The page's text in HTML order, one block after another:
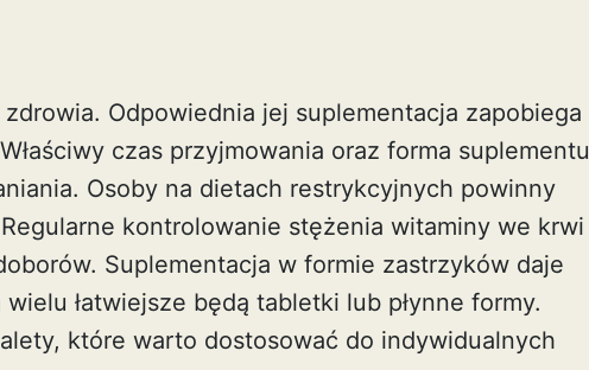
Odpowiednia jej suplementacja zapobiega
czas przyjmowania oraz forma suplementu
Osoby na dietach restrykcyjnych powinny
kontrolowanie stężenia witaminy we krwi
Suplementacja w formie zastrzyków daje
łatwiejsze będą tabletki lub płynne formy.
które warto dostosować do indywidualnych